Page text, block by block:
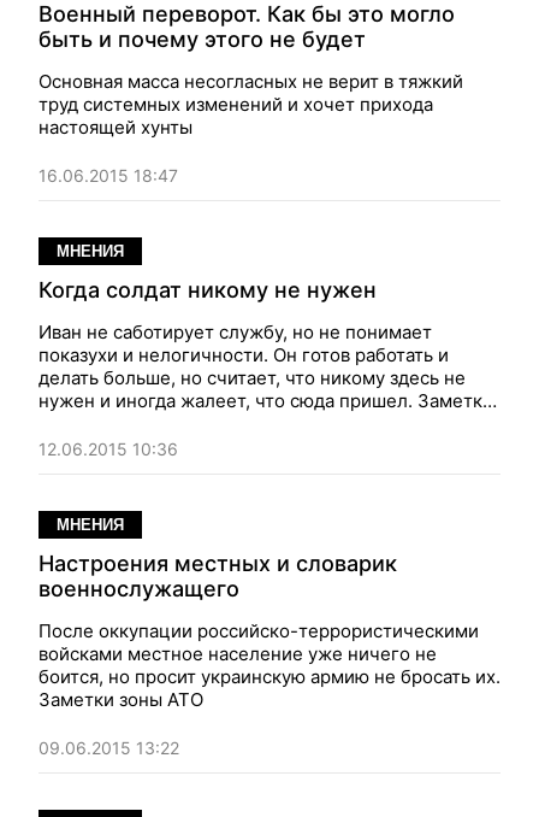
Военный переворот. Как бы это могло
быть и почему этого не будет
Основная масса несогласных не верит в тяжкий
труд системных изменений и хочет прихода
настоящей хунты
16.06.2015 18:47
МНЕНИЯ
Когда солдат никому не нужен
Иван не саботирует службу, но не понимает
показухи и нелогичности. Он готов работать и
делать больше, но считает, что никому здесь не
нужен и иногда жалеет, что сюда пришел. Заметки
12.06.2015 10:36
МНЕНИЯ
Настроения местных и словарик
военнослужащего
После оккупации российско-террористическими
войсками местное население уже ничего не
боится, но просит украинскую армию не бросать их.
Заметки зоны АТО
09.06.2015 13:22